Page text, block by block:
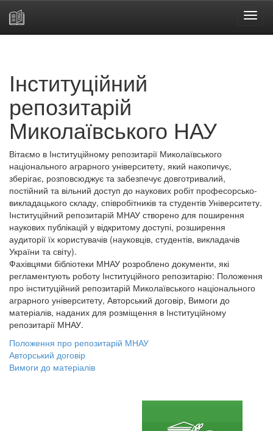
Інституційний
репозитарій
Миколаївського НАУ
Вітаємо в Інституційному репозитарії Миколаївського
національного аграрного університету, який накопичує,
зберігає, розповсюджує та забезпечує довготривалий,
постійний та вільний доступ до наукових робіт професорсько-
викладацького складу, співробітників та студентів Університету.
Інституційний репозитарій МНАУ створено для поширення
наукових публікацій у відкритому доступі, розширення
аудиторії їх користувачів (науковців, студентів, викладачів
України та світу).
Фахівцями бібліотеки МНАУ розроблено документи, які
регламентують роботу Інституційного репозитарію: Положення
про інституційний репозитарій Миколаївського національного
аграрного університету, Авторський договір, Вимоги до
матеріалів, наданих для розміщення в Інституційному
репозитарії МНАУ.
Положення про репозитарій МНАУ
Авторський договір
Вимоги до матеріалів